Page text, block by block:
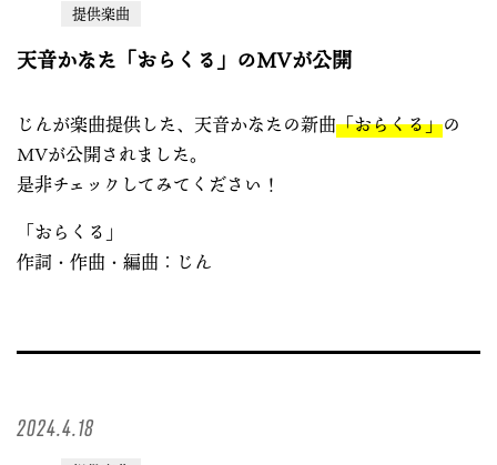
提供楽曲
天音かなた「おらくる」のMVが公開
じんが楽曲提供した、天音かなたの新曲「おらくる」の
MVが公開されました。
是非チェックしてみてください！
「おらくる」
作詞・作曲・編曲：じん
2024.4.18